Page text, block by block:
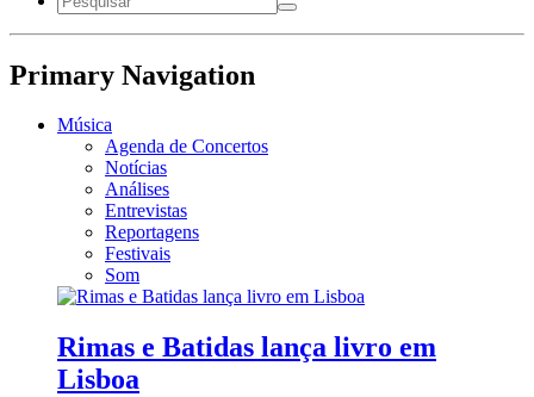
Primary Navigation
Música
Agenda de Concertos
Notícias
Análises
Entrevistas
Reportagens
Festivais
Som
Rimas e Batidas lança livro em
Lisboa